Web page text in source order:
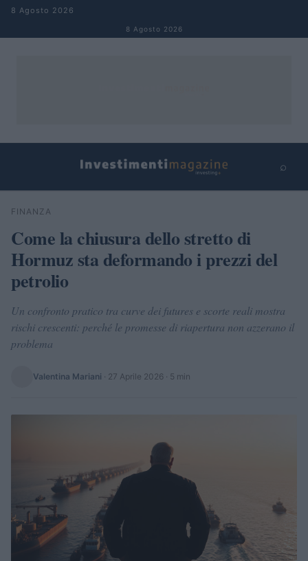
Salta al contenuto
8 Agosto 2026
8 Agosto 2026
⌕
Cerca
FINANZA
Come la chiusura dello stretto di
Hormuz sta deformando i prezzi del
petrolio
Un confronto pratico tra curve dei futures e scorte reali mostra
rischi crescenti: perché le promesse di riapertura non azzerano il
problema
Valentina Mariani · 27 Aprile 2026 · 5 min